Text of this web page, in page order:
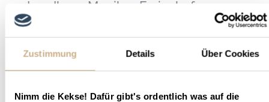
Zustimmung Details Über Cookies
Nimm die Kekse! Dafür gibt's ordentlich was auf die
Landhaus Monikas Ferienhof
Deutschland – NRW – Wenholthausen
Das Landhaus Monikas Ferienhof liegt in
Wenholthausen in NRW. Erlebe deinen
Reiturlaub in einzigartigen Landschaften in
Deutschland.